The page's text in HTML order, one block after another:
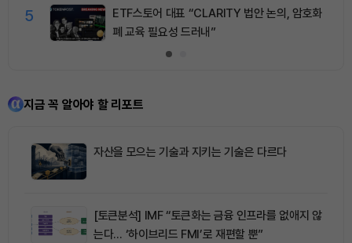
5
ETF스토어 대표 “CLARITY 법안 논의, 암호화
폐 교육 필요성 드러내”
지금 꼭 알아야 할 리포트
자산을 모으는 기술과 지키는 기술은 다르다
[토큰분석] IMF “토큰화는 금융 인프라를 없애지 않
는다… ‘하이브리드 FMI’로 재편할 뿐”